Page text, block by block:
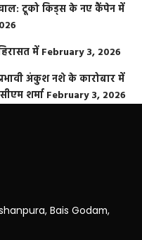
टूको किड्स के नए कैंपेन में
में February 3, 2026
अंकुश नशे के कारोबार में
शर्मा February 3, 2026
Bais Godam,